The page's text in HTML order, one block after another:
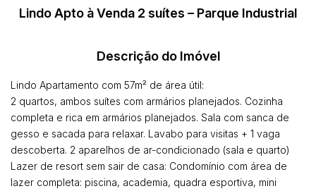
Lindo Apto à Venda 2 suítes – Parque Industrial
Descrição do Imóvel
Lindo Apartamento com 57m² de área útil:
2 quartos, ambos suítes com armários planejados. Cozinha
completa e rica em armários planejados. Sala com sanca de
gesso e sacada para relaxar. Lavabo para visitas + 1 vaga
descoberta. 2 aparelhos de ar-condicionado (sala e quarto)
Lazer de resort sem sair de casa: Condomínio com área de
lazer completa: piscina, academia, quadra esportiva, mini